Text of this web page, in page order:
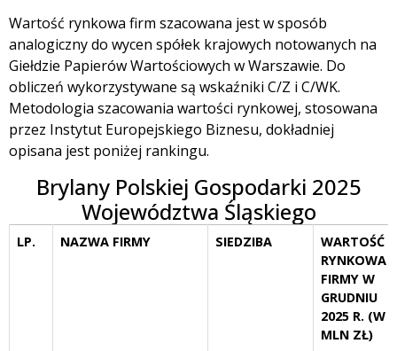
Wartość rynkowa firm szacowana jest w sposób
analogiczny do wycen spółek krajowych notowanych na
Giełdzie Papierów Wartościowych w Warszawie. Do
obliczeń wykorzystywane są wskaźniki C/Z i C/WK.
Metodologia szacowania wartości rynkowej, stosowana
przez Instytut Europejskiego Biznesu, dokładniej
opisana jest poniżej rankingu.
Brylany Polskiej Gospodarki 2025
Województwa Śląskiego
LP. NAZWA FIRMY SIEDZIBA
WARTOŚĆ
RYNKOWA
FIRMY W
GRUDNIU
2025 R. (W
MLN ZŁ)